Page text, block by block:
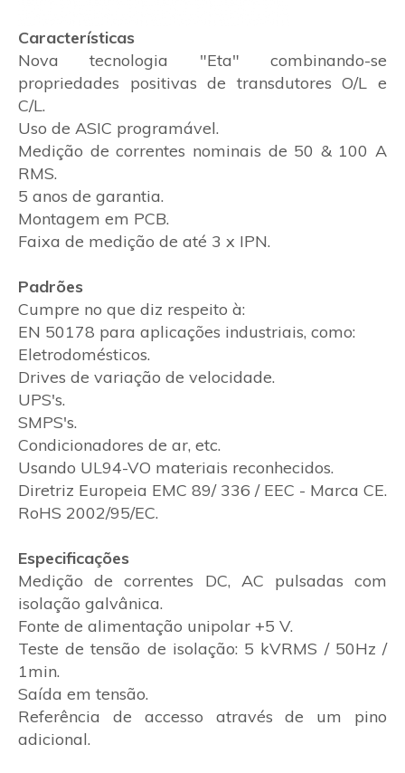
Características
Nova tecnologia "Eta" combinando-se
propriedades positivas de transdutores O/L e
C/L.
Uso de ASIC programável.
Medição de correntes nominais de 50 & 100 A
RMS.
5 anos de garantia.
Montagem em PCB.
Faixa de medição de até 3 x IPN.
Padrões
Cumpre no que diz respeito à:
EN 50178 para aplicações industriais, como:
Eletrodomésticos.
Drives de variação de velocidade.
UPS's.
SMPS's.
Condicionadores de ar, etc.
Usando UL94-VO materiais reconhecidos.
Diretriz Europeia EMC 89/ 336 / EEC - Marca CE.
RoHS 2002/95/EC.
Especificações
Medição de correntes DC, AC pulsadas com
isolação galvânica.
Fonte de alimentação unipolar +5 V.
Teste de tensão de isolação: 5 kVRMS / 50Hz /
1min.
Saída em tensão.
Referência de accesso através de um pino
adicional.